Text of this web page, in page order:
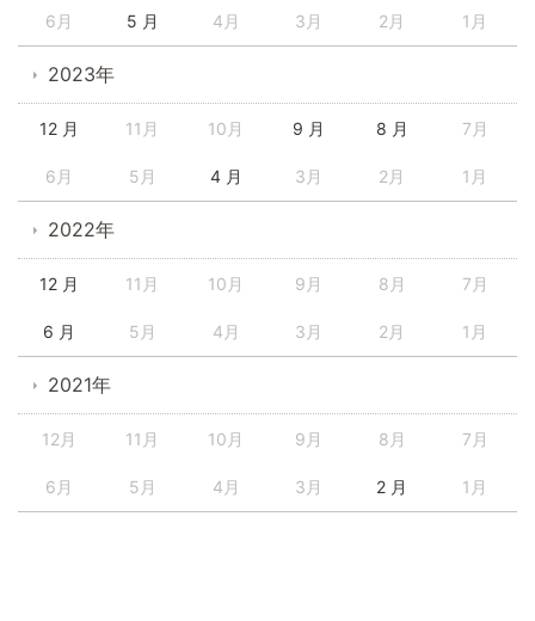
6月 5 月 4月 3月 2月 1月
2023年
12 月 11月 10月 9 月 8 月 7月
6月 5月 4 月 3月 2月 1月
2022年
12 月 11月 10月 9月 8月 7月
6 月 5月 4月 3月 2月 1月
2021年
12月 11月 10月 9月 8月 7月
6月 5月 4月 3月 2 月 1月